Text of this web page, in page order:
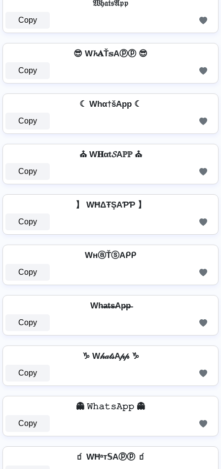
𝔚𝔥𝔞𝔱𝔰𝔄𝔭𝔭
Copy
😎 W𝓱𝐀Ť𝕤Aⓟⓟ 😎
Copy
☾ Whα†šApp ☾
Copy
⛪ W𝐇αt𝓢Aℙℙ ⛪
Copy
】 WĦΔŦŞAƤƤ 】
Copy
WнⓐŤⓢAᑭᑭ
Copy
Wh̶a̶t̶s̶Ap̶p̶
Copy
♑ W𝒽𝒶𝓉𝓈A𝓅𝓅 ♑
Copy
👻 𝚆𝚑𝚊𝚝𝚜𝙰𝚙𝚙 👻
Copy
🧃 WĦᵃт𝕊Aⓟⓟ 🧃